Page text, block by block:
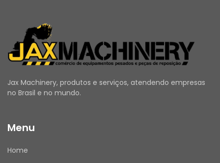
Jax Machinery, produtos e serviços, atendendo empresas
no Brasil e no mundo.
Menu
Home